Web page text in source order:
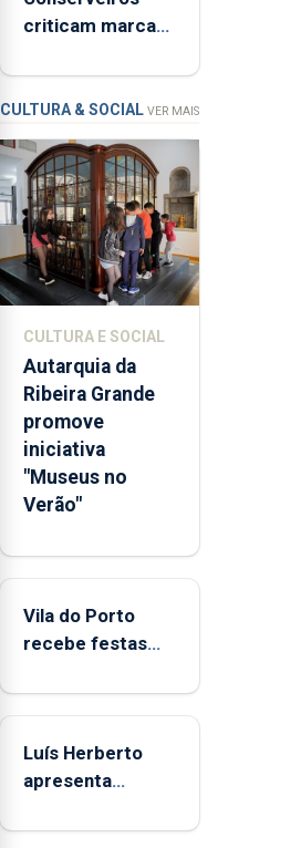
Ser”
a
prevenção
primária
da
violência
doméstica,
através
da
promoção
competências
pessoais,
emocionais
e
sociais
junto
das
criticam marcas
selo Marca
Açores
CULTURA & SOCIAL VER MAIS
CULTURA E SOCIAL
Autarquia da
Ribeira Grande
promove
iniciativa
"Museus no
Verão"
Vila do Porto
recebe festas
Nossa Senhora
Luís Herberto
apresenta
Paisagem’